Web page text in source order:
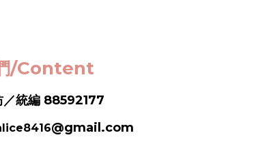
/Content
／統編 88592177
@gmail.com